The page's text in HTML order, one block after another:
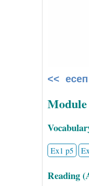
<< есеп
Ex1 p5
Reading